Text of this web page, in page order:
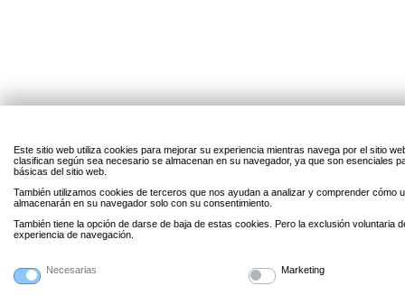
Este sitio web utiliza cookies para mejorar su experiencia mientras navega por el sitio
clasifican según sea necesario se almacenan en su navegador, ya que son esenciales
básicas del sitio web.
También utilizamos cookies de terceros que nos ayudan a analizar y comprender cómo
almacenarán en su navegador solo con su consentimiento.
También tiene la opción de darse de baja de estas cookies. Pero la exclusión voluntaria
experiencia de navegación.
Necesarias Marketing